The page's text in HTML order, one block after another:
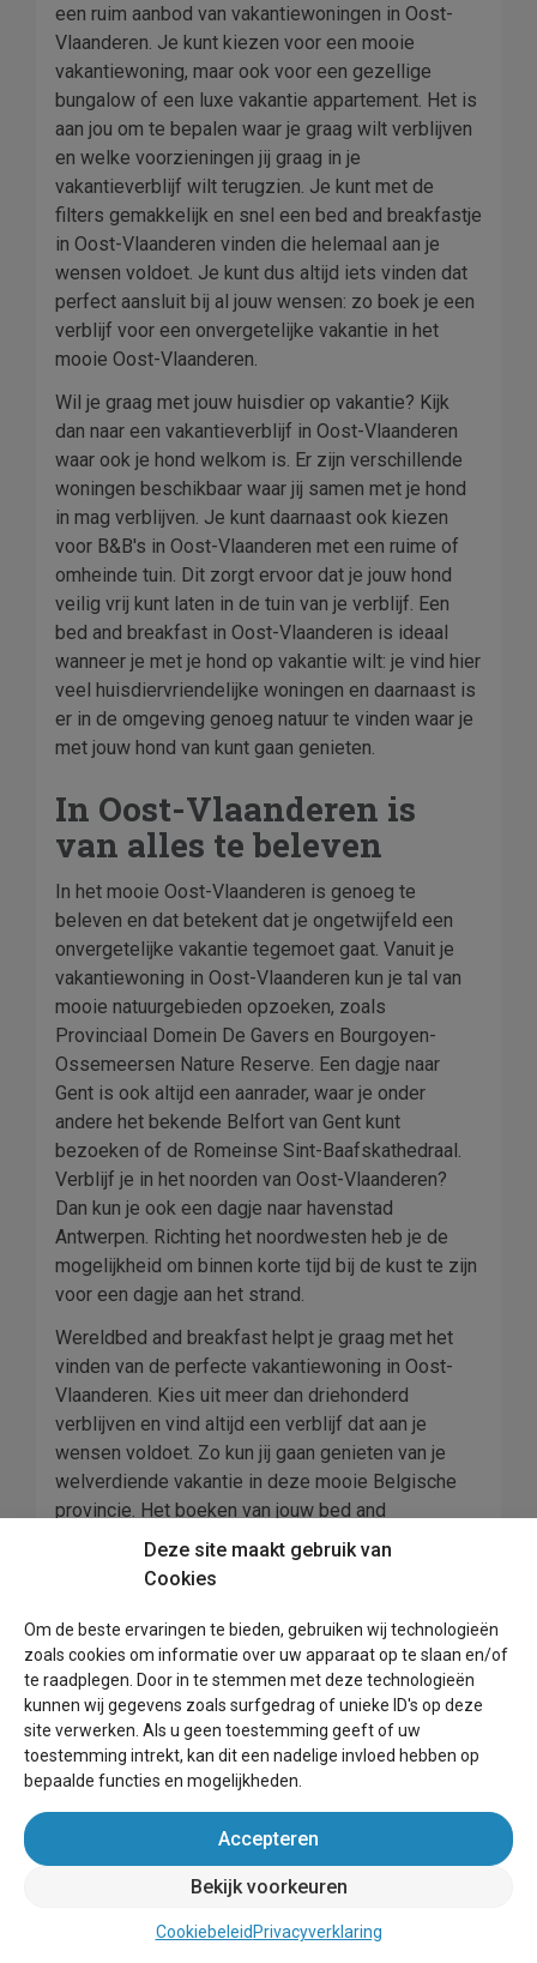
een ruim aanbod van vakantiewoningen in Oost-
Vlaanderen. Je kunt kiezen voor een mooie
vakantiewoning, maar ook voor een gezellige
bungalow of een luxe vakantie appartement. Het is
aan jou om te bepalen waar je graag wilt verblijven
en welke voorzieningen jij graag in je
vakantieverblijf wilt terugzien. Je kunt met de
filters gemakkelijk en snel een bed and breakfastje
in Oost-Vlaanderen vinden die helemaal aan je
wensen voldoet. Je kunt dus altijd iets vinden dat
perfect aansluit bij al jouw wensen: zo boek je een
verblijf voor een onvergetelijke vakantie in het
mooie Oost-Vlaanderen.
Wil je graag met jouw huisdier op vakantie? Kijk
dan naar een vakantieverblijf in Oost-Vlaanderen
waar ook je hond welkom is. Er zijn verschillende
woningen beschikbaar waar jij samen met je hond
in mag verblijven. Je kunt daarnaast ook kiezen
voor B&B's in Oost-Vlaanderen met een ruime of
omheinde tuin. Dit zorgt ervoor dat je jouw hond
veilig vrij kunt laten in de tuin van je verblijf. Een
bed and breakfast in Oost-Vlaanderen is ideaal
wanneer je met je hond op vakantie wilt: je vind hier
veel huisdiervriendelijke woningen en daarnaast is
er in de omgeving genoeg natuur te vinden waar je
met jouw hond van kunt gaan genieten.
In Oost-Vlaanderen is
van alles te beleven
In het mooie Oost-Vlaanderen is genoeg te
beleven en dat betekent dat je ongetwijfeld een
onvergetelijke vakantie tegemoet gaat. Vanuit je
vakantiewoning in Oost-Vlaanderen kun je tal van
mooie natuurgebieden opzoeken, zoals
Provinciaal Domein De Gavers en Bourgoyen-
Ossemeersen Nature Reserve. Een dagje naar
Gent is ook altijd een aanrader, waar je onder
andere het bekende Belfort van Gent kunt
bezoeken of de Romeinse Sint-Baafskathedraal.
Verblijf je in het noorden van Oost-Vlaanderen?
Dan kun je ook een dagje naar havenstad
Antwerpen. Richting het noordwesten heb je de
mogelijkheid om binnen korte tijd bij de kust te zijn
voor een dagje aan het strand.
Wereldbed and breakfast helpt je graag met het
vinden van de perfecte vakantiewoning in Oost-
Vlaanderen. Kies uit meer dan driehonderd
verblijven en vind altijd een verblijf dat aan je
wensen voldoet. Zo kun jij gaan genieten van je
welverdiende vakantie in deze mooie Belgische
provincie. Het boeken van jouw bed and
breakfastje in Oost-Vlaanderen doe je gemakkelijk
en snel online. De mensen in Oost-Vlaanderen
doen er alles aan om u een fijne vakantie te
bezorgen.
Overnachten met hoge
kortingen?
Deze site maakt gebruik van
Cookies
Om de beste ervaringen te bieden, gebruiken wij technologieën
zoals cookies om informatie over uw apparaat op te slaan en/of
te raadplegen. Door in te stemmen met deze technologieën
kunnen wij gegevens zoals surfgedrag of unieke ID's op deze
site verwerken. Als u geen toestemming geeft of uw
toestemming intrekt, kan dit een nadelige invloed hebben op
bepaalde functies en mogelijkheden.
Accepteren
Bekijk voorkeuren
Cookiebeleid Privacyverklaring